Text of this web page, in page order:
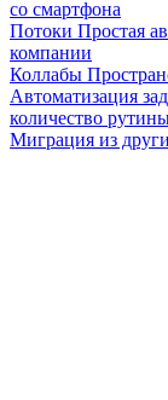
со смартфона
Потоки Простая
компании
Коллабы
Автоматизация
количество
Миграция из